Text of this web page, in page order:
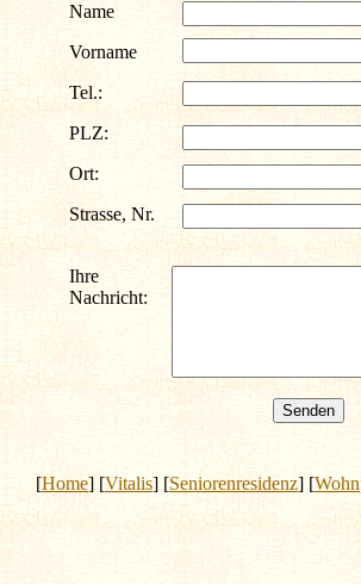
Name
Vorname
Tel.:
PLZ:
Ort:
Strasse, Nr.
Ihre
Nachricht:
[Home] [Vitalis] [Seniorenresidenz] [